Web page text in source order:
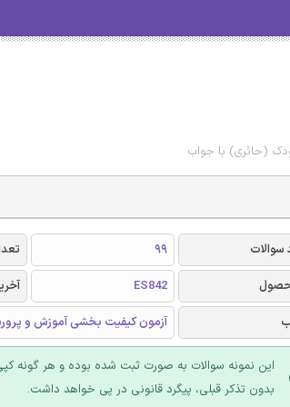
(حائری) با جواب
سوالات 99
ES842
آزمون کیفیت بخشی آموزش و
این نمونه سوالات به صورت ثبت شده بوده و هر گونه
بدون تذکر قبلی، پیگرد قانونی در پی خواهد داشت.